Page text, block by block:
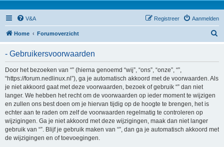
V&A Aanmelden
Registreer
Home Forumoverzicht
- Gebruikersvoorwaarden
Door het bezoeken van “” (hierna genoemd “wij”, “ons”, “onze”, “”,
“https://forum.nedlinux.nl”), ga je automatisch akkoord met de voorwaarden. Als
je niet akkoord gaat met deze voorwaarden, bezoek of gebruik “” dan niet
langer. We hebben het recht om de voorwaarden op ieder moment te wijzigen
en zullen ons best doen om je hiervan tijdig op de hoogte te brengen, het is
echter aan te raden om zelf de voorwaarden regelmatig te controleren op
wijzigingen. Ga je niet akkoord met deze wijzigingen, maak dan niet langer
gebruik van “”. Blijf je gebruik maken van “”, dan ga je automatisch akkoord met
de wijzigingen en of toevoegingen.